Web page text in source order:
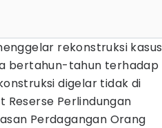
rekonstruksi kasus
bertahun-tahun terhadap
digelar tidak di
Perlindungan
Perdagangan Orang